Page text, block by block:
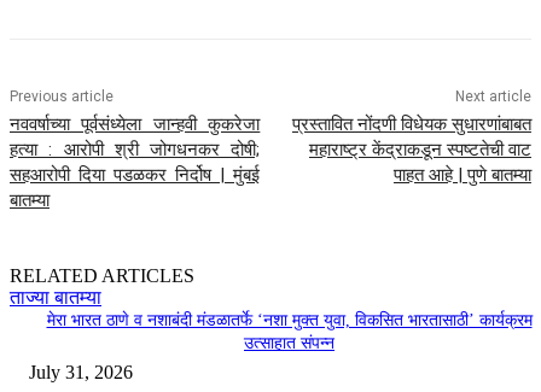
Previous article
नववर्षाच्या पूर्वसंध्येला जान्हवी कुकरेजा
हत्या : आरोपी श्री जोगधनकर दोषी;
सहआरोपी दिया पडळकर निर्दोष | मुंबई
बातम्या
Next article
प्रस्तावित नोंदणी विधेयक सुधारणांबाबत
महाराष्ट्र केंद्राकडून स्पष्टतेची वाट
पाहत आहे | पुणे बातम्या
RELATED ARTICLES
ताज्या बातम्या
मेरा भारत ठाणे व नशाबंदी मंडळातर्फे ‘नशा मुक्त युवा, विकसित भारतासाठी’ कार्यक्रम
उत्साहात संपन्न
July 31, 2026